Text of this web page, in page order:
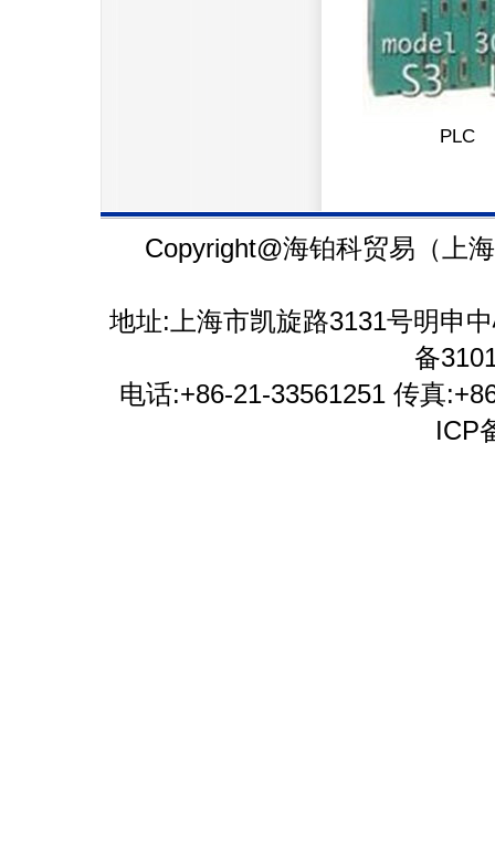
PLC
Copyright@海铂科贸易（上
地址:上海市凯旋路3131号明申
备
电话:+86-21-33561251 传真
ICP